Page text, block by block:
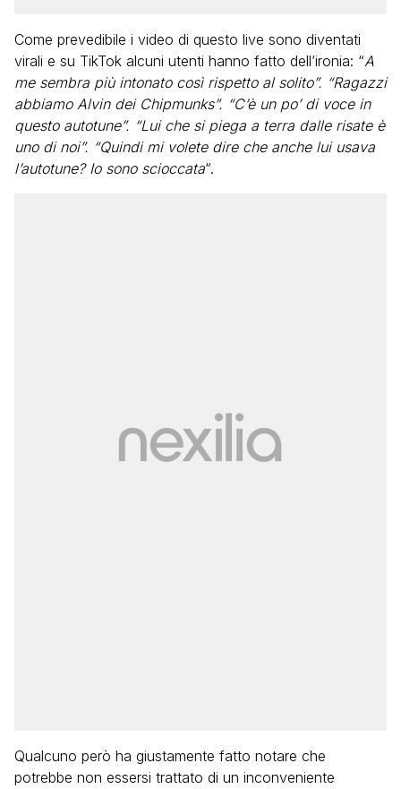
Come prevedibile i video di questo live sono diventati
virali e su TikTok alcuni utenti hanno fatto dell’ironia: “A
me sembra più intonato così rispetto al solito”. “Ragazzi
abbiamo Alvin dei Chipmunks”. “C’è un po’ di voce in
questo autotune”. “Lui che si piega a terra dalle risate è
uno di noi”. “Quindi mi volete dire che anche lui usava
l’autotune? Io sono scioccata“.
Qualcuno però ha giustamente fatto notare che
potrebbe non essersi trattato di un inconveniente